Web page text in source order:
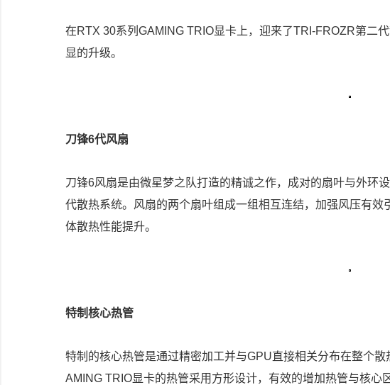
在RTX 30系列GAMING TRIO显卡上，迎来了TRI-FROZR第二
显的升级。
刀锋6代风扇
刀锋6风扇是由微星梦之队打造的精诚之作，成对的扇叶与外环
代散热系统。风扇的两个扇叶组成一组相互连结，加强风压有
体散热性能提升。
特制核心热管
特制的核心热管是通过精密加工并与GPU直接相关分布在整个
AMING TRIO显卡的热管采用方形设计，有效的增加热管与核心